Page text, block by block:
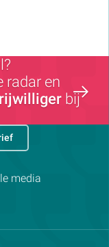
radar en
bij
media